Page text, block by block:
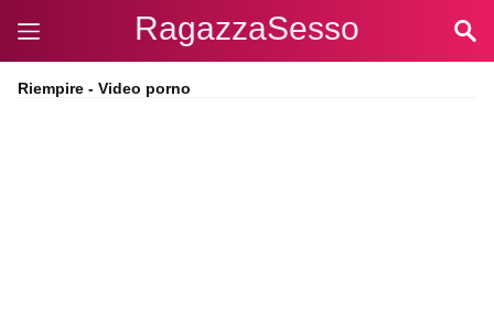
RagazzaSesso
Riempire - Video porno